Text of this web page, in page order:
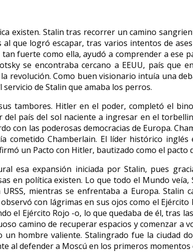
existen. Stalin tras recorrer un camino
al que logró escapar, tras varios intentos de
fuerte como ella, ayudó a comprender a ese
se encontraba cercano a EEUU, país que
revolución. Como buen visionario intuía una
de Stalin que amaba los perros.
tambores. Hitler en el poder, completó el
país del sol naciente a ingresar en el
con las poderosas democracias de Europa.
cometido Chamberlain. El líder histórico
un Pacto con Hitler, bautizado como el
esa expansión iniciada por Stalin, pues
en política existen. Lo que todo el Mundo
mientras se enfrentaba a Europa. Stalin
con lágrimas en sus ojos como el
el Ejército Rojo -o, lo que quedaba de él, tras
camino de recuperar espacios y comenzar
un hombre valiente. Stalingrado fue la ciudad
al defender a Moscú en los primeros momentos